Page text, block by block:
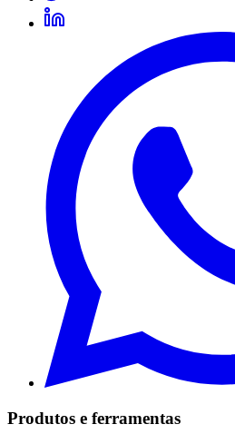
Produtos e ferramentas